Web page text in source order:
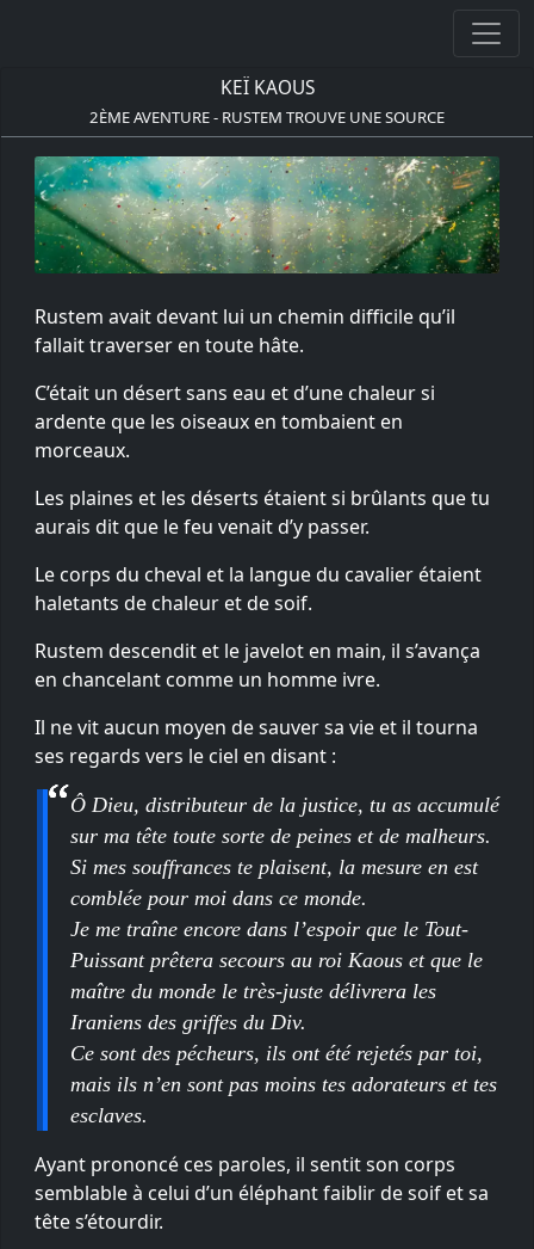
KEÏ KAOUS
2ÈME AVENTURE - RUSTEM TROUVE UNE SOURCE
Rustem avait devant lui un chemin difficile qu’il
fallait traverser en toute hâte.
C’était un désert sans eau et d’une chaleur si
ardente que les oiseaux en tombaient en
morceaux.
Les plaines et les déserts étaient si brûlants que tu
aurais dit que le feu venait d’y passer.
Le corps du cheval et la langue du cavalier étaient
haletants de chaleur et de soif.
Rustem descendit et le javelot en main, il s’avança
en chancelant comme un homme ivre.
Il ne vit aucun moyen de sauver sa vie et il tourna
ses regards vers le ciel en disant :
Ô Dieu, distributeur de la justice, tu as accumulé
sur ma tête toute sorte de peines et de malheurs.
Si mes souffrances te plaisent, la mesure en est
comblée pour moi dans ce monde.
Je me traîne encore dans l’espoir que le Tout-
Puissant prêtera secours au roi Kaous et que le
maître du monde le très-juste délivrera les
Iraniens des griffes du Div.
Ce sont des pécheurs, ils ont été rejetés par toi,
mais ils n’en sont pas moins tes adorateurs et tes
esclaves.
Ayant prononcé ces paroles, il sentit son corps
semblable à celui d’un éléphant faiblir de soif et sa
tête s’étourdir.